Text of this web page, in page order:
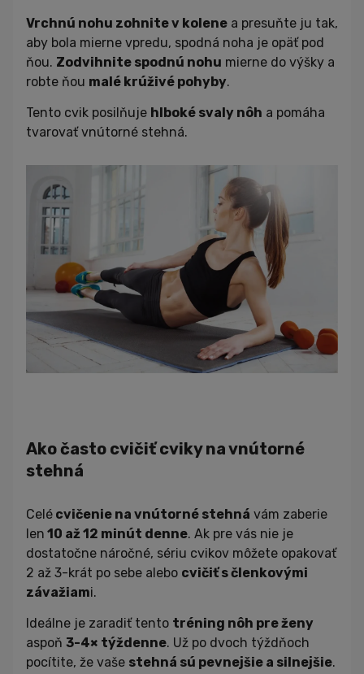
Vrchnú nohu zohnite v kolene a presuňte ju tak,
aby bola mierne vpredu, spodná noha je opäť pod
ňou. Zodvihnite spodnú nohu mierne do výšky a
robte ňou malé krúživé pohyby.
Tento cvik posilňuje hlboké svaly nôh a pomáha
tvarovať vnútorné stehná.
Ako často cvičiť cviky na vnútorné
stehná
Celé cvičenie na vnútorné stehná vám zaberie
len 10 až 12 minút denne. Ak pre vás nie je
dostatočne náročné, sériu cvikov môžete opakovať
2 až 3-krát po sebe alebo cvičiť s členkovými
závažiami.
Ideálne je zaradiť tento tréning nôh pre ženy
aspoň 3-4× týždenne. Už po dvoch týždňoch
pocítite, že vaše stehná sú pevnejšie a silnejšie.